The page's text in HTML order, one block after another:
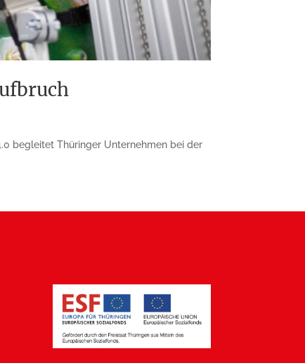
begleitet Thüringer Unternehmen bei der